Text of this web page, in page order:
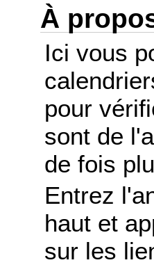
À
Ici vous
pour
sont de
de fois
Entrez
haut et
sur les